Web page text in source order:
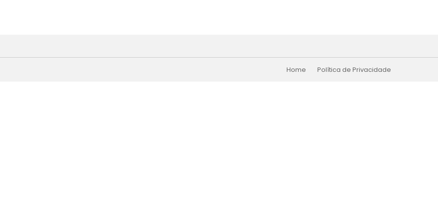
Home Política de Privacidade